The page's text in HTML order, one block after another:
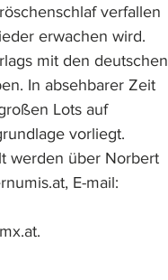
verfallen
erwachen wird.
mit den deutschen
In absehbarer Zeit
Lots auf
vorliegt.
werden über Norbert
E-mail: